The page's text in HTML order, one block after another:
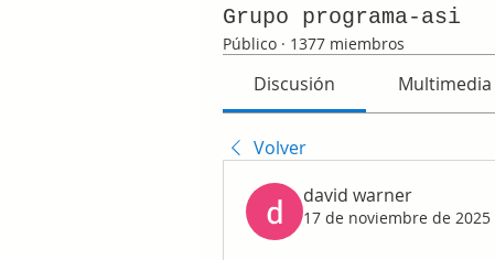
Grupo programa-asi
Público · 1377 miembros
Discusión Multimedia
Volver
david warner
17 de noviembre de 2025